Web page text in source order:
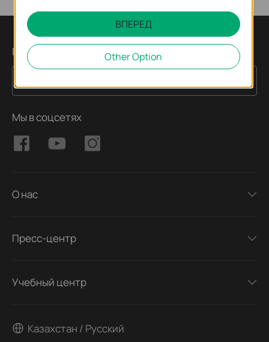
Подпишитесь на рассылку
Мы в соцсетях
О нас
Пресс-центр
Учебный центр
Казахстан / Русский
ВПЕРЕД
Other Option